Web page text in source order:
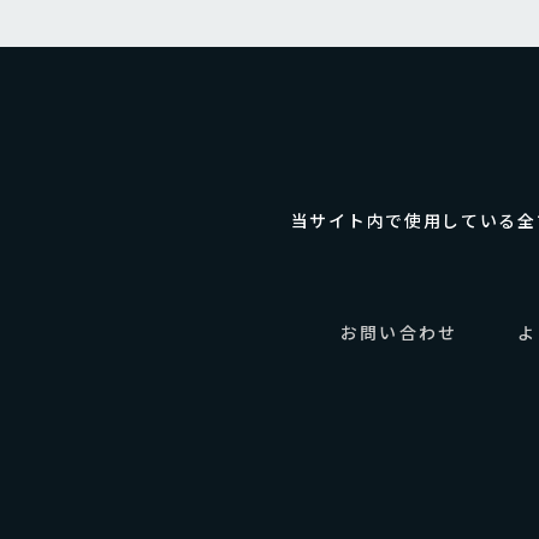
当サイト内で使用している
お問い合わせ